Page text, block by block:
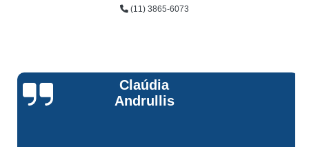
(11) 3865-6073
Claúdia
Andrullis